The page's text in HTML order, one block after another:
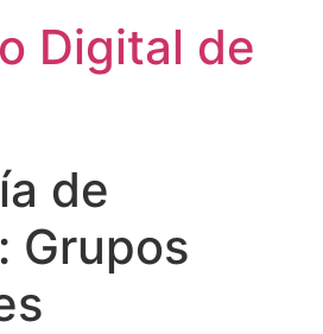
Digital de
de
Grupos